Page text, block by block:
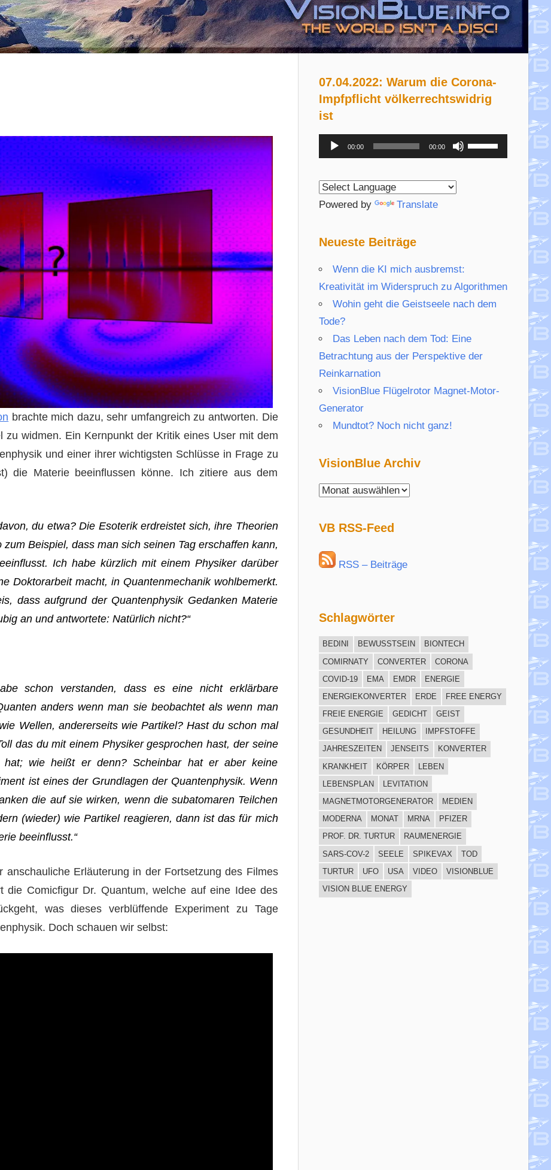
brachte mich dazu, sehr umfangreich zu antworten. Die
widmen. Ein Kernpunkt der Kritik eines User mit dem
und einer ihrer wichtigsten Schlüsse in Frage zu
die Materie beeinflussen könne. Ich zitiere aus dem
du etwa? Die Esoterik erdreistet sich, ihre Theorien
Beispiel, dass man sich seinen Tag erschaffen kann,
Ich habe kürzlich mit einem Physiker darüber
Doktorarbeit macht, in Quantenmechanik wohlbemerkt.
dass aufgrund der Quantenphysik Gedanken Materie
an und antwortete: Natürlich nicht?“
schon verstanden, dass es eine nicht erklärbare
anders wenn man sie beobachtet als wenn man
Wellen, andererseits wie Partikel? Hast du schon mal
das du mit einem Physiker gesprochen hast, der seine
hat; wie heißt er denn? Scheinbar hat er aber keine
ist eines der Grundlagen der Quantenphysik. Wenn
die auf sie wirken, wenn die subatomaren Teilchen
(wieder) wie Partikel reagieren, dann ist das für mich
beeinflusst.“
Erläuterung in der Fortsetzung des Filmes
die Comicfigur Dr. Quantum, welche auf eine Idee des
was dieses verblüffende Experiment zu Tage
Doch schauen wir selbst:
07.04.2022: Warum die Corona-
Impfpflicht völkerrechtswidrig
ist
Audio-
Player
00:00 00:00
Pfeiltasten
Hoch/Runter
Powered by Translate
Neueste Beiträge
Wenn die KI mich ausbremst:
Kreativität im Widerspruch zu Algorithmen
Wohin geht die Geistseele nach dem
Tode?
Das Leben nach dem Tod: Eine
Betrachtung aus der Perspektive der
Reinkarnation
VisionBlue Flügelrotor Magnet-Motor-
Generator
Mundtot? Noch nicht ganz!
VisionBlue Archiv
VisionBlue
VB RSS-Feed
RSS – Beiträge
Schlagwörter
BEDINI BEWUSSTSEIN
BIONTECH
COMIRNATY
CONVERTER
CORONA
COVID-19
EMA EMDR
ENERGIE
ENERGIEKONVERTER
ERDE
FREE ENERGY
FREIE ENERGIE
GEDICHT
GEIST
GESUNDHEIT
HEILUNG
IMPFSTOFFE
JAHRESZEITEN
JENSEITS
KONVERTER
KRANKHEIT
KÖRPER
LEBEN
LEBENSPLAN
LEVITATION
MAGNETMOTORGENERATOR
MEDIEN
MODERNA
MONAT MRNA
PFIZER
PROF. DR. TURTUR
RAUMENERGIE
SARS-COV-2
SEELE SPIKEVAX
TOD
TURTUR
UFO USA VIDEO
VISIONBLUE
VISION BLUE ENERGY